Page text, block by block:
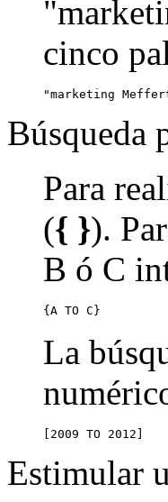
cinco
"marketing
Búsqueda
Para
({ }).
B ó C
{A TO C}
La
[2009 TO 2012]
Estimular